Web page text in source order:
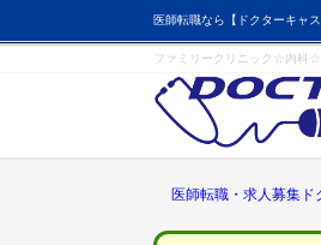
医師転職なら【ドクターキャ
ファミリークリニック☆内科
医師転職・求人募集ド